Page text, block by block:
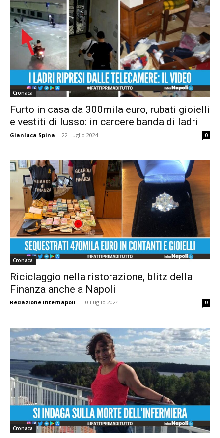
Cronaca
Furto in casa da 300mila euro, rubati gioielli
e vestiti di lusso: in carcere banda di ladri
Gianluca Spina - 22 Luglio 2024 0
Cronaca
Riciclaggio nella ristorazione, blitz della
Finanza anche a Napoli
Redazione Internapoli - 10 Luglio 2024 0
Cronaca